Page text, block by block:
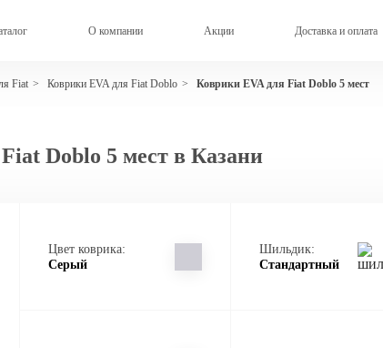
О компании Акции Доставка и оплата
Fiat > Коврики EVA для Fiat Doblo > Коврики EVA для Fiat Doblo 5 мест
Doblo 5 мест в Казани
Цвет коврика:
Серый
Шильдик:
Стандартный